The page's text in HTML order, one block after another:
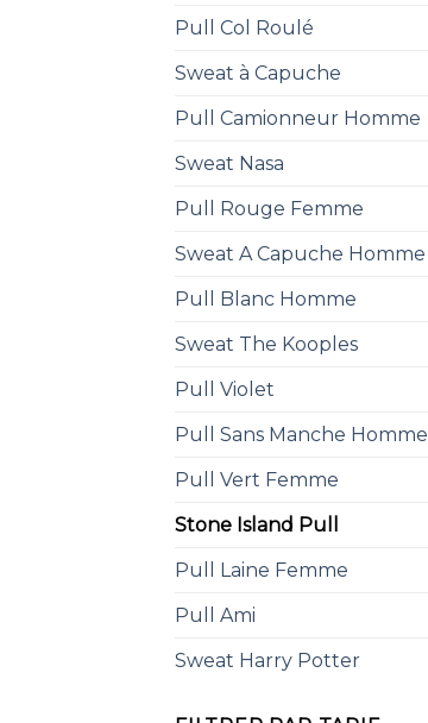
Pull Col Roulé
Sweat à Capuche
Pull Camionneur Homme
Sweat Nasa
Pull Rouge Femme
Sweat A Capuche Homme
Pull Blanc Homme
Sweat The Kooples
Pull Violet
Pull Sans Manche Homme
Pull Vert Femme
Stone Island Pull
Pull Laine Femme
Pull Ami
Sweat Harry Potter